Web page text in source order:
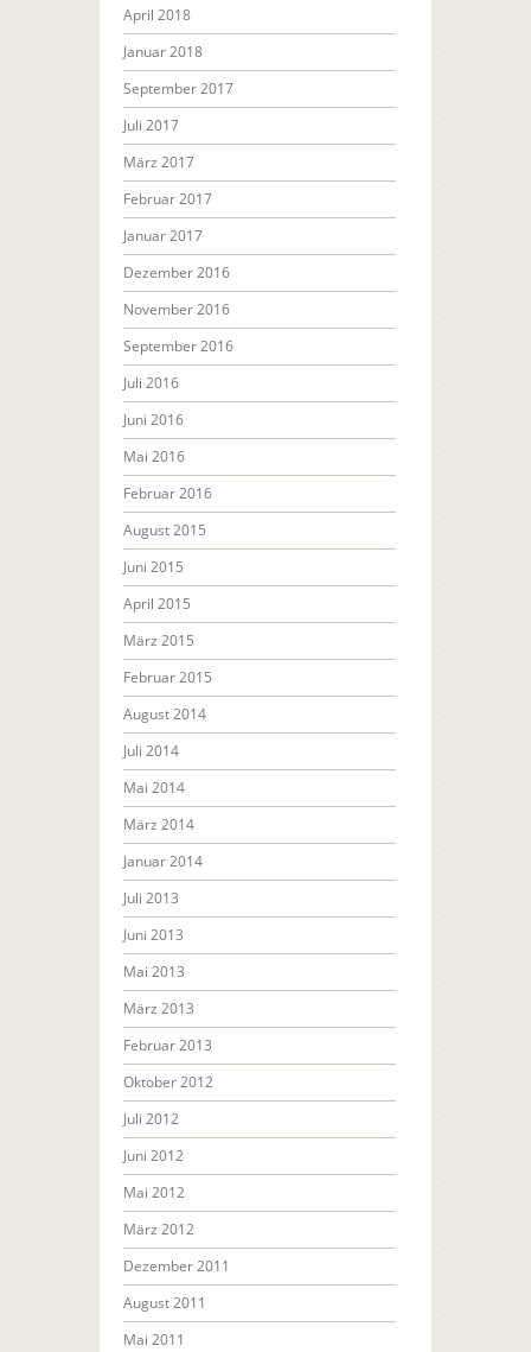
April 2018
Januar 2018
September 2017
Juli 2017
März 2017
Februar 2017
Januar 2017
Dezember 2016
November 2016
September 2016
Juli 2016
Juni 2016
Mai 2016
Februar 2016
August 2015
Juni 2015
April 2015
März 2015
Februar 2015
August 2014
Juli 2014
Mai 2014
März 2014
Januar 2014
Juli 2013
Juni 2013
Mai 2013
März 2013
Februar 2013
Oktober 2012
Juli 2012
Juni 2012
Mai 2012
März 2012
Dezember 2011
August 2011
Mai 2011